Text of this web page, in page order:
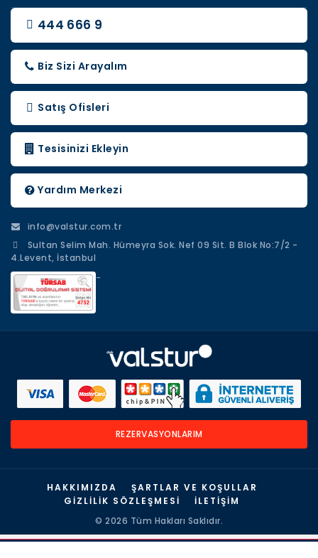
444 666 9
Biz Sizi Arayalım
Satış Ofisleri
Tesisinizi Ekleyin
Yardım Merkezi
info@valstur.com.tr
Sultan Selim Mah. Hümeyra Sok. Nef 09 Sit. B Blok No:7/2 -
4.Levent, İstanbul
-
REZERVASYONLARIM
HAKKIMIZDA
ŞARTLAR VE KOŞULLAR
GIZLILIK SÖZLEŞMESI
İLETIŞIM
© 2026 Tüm Hakları Saklıdır.